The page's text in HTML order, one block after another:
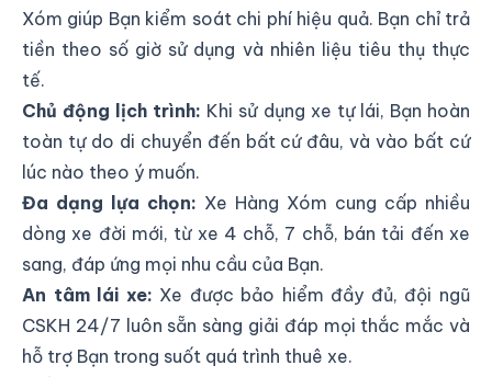
Xóm giúp Bạn kiểm soát chi phí hiệu quả. Bạn chỉ trả
tiền theo số giờ sử dụng và nhiên liệu tiêu thụ thực
tế.
Chủ động lịch trình: Khi sử dụng xe tự lái, Bạn hoàn
toàn tự do di chuyển đến bất cứ đâu, và vào bất cứ
lúc nào theo ý muốn.
Đa dạng lựa chọn: Xe Hàng Xóm cung cấp nhiều
dòng xe đời mới, từ xe 4 chỗ, 7 chỗ, bán tải đến xe
sang, đáp ứng mọi nhu cầu của Bạn.
An tâm lái xe: Xe được bảo hiểm đầy đủ, đội ngũ
CSKH 24/7 luôn sẵn sàng giải đáp mọi thắc mắc và
hỗ trợ Bạn trong suốt quá trình thuê xe.